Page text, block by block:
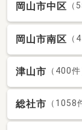
岡山市中区 （
岡山市南区 （
津山市 （400件
総社市 （1058